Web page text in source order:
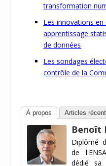
transformation
Les innovations en
apprentissage
de données
Les sondages
contrôle de la
À propos Articles
Benoît
Diplômé
de
dédié sa